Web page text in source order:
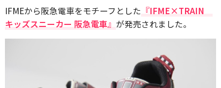
IFMEから阪急電車をモチーフとした 『IFME×TRAIN
キッズスニーカー 阪急電車』 が発売されました。